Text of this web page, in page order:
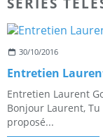
30/10/2016
Entretien
Entretien Laurent
Bonjour Laurent,
proposé...